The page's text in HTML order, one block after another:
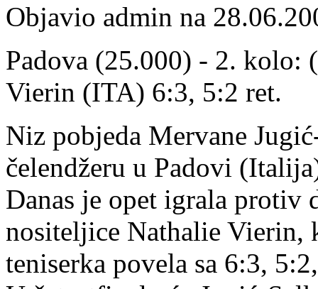
Objavio admin na
Padova (25.000) - 2. kolo:
Vierin (ITA) 6:3, 5:2 ret.
Niz pobjeda Mervane
čelendžeru u Padovi
Danas je opet igrala protiv
nositeljice Nathalie Vierin,
teniserka povela sa 6:3,